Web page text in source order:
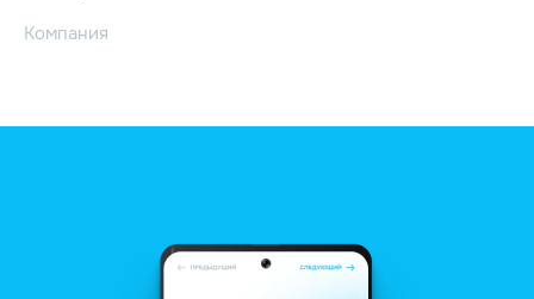
Компания